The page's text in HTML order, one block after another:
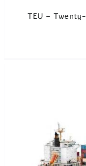
נפח של מכולה נמדד ביחידות ששמן TEU – Twenty-